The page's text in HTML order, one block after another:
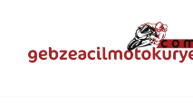
İçeriğe